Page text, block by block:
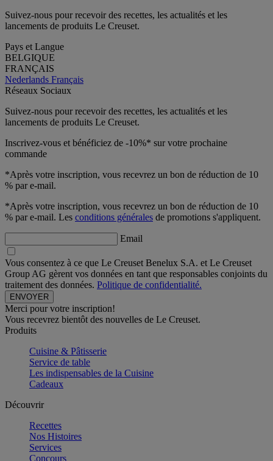
Suivez-nous pour recevoir des recettes, les actualités et les
lancements de produits Le Creuset.
Pays et Langue
BELGIQUE
FRANÇAIS
Nederlands Français
Réseaux Sociaux
Suivez-nous pour recevoir des recettes, les actualités et les
lancements de produits Le Creuset.
Inscrivez-vous et bénéficiez de -10%* sur votre prochaine
commande
*Après votre inscription, vous recevrez un bon de réduction de 10
% par e-mail.
*Après votre inscription, vous recevrez un bon de réduction de 10
% par e-mail. Les conditions générales de promotions s'appliquent.
Email
Vous consentez à ce que Le Creuset Benelux S.A. et Le Creuset
Group AG gèrent vos données en tant que responsables conjoints du
traitement des données. Politique de confidentialité.
Merci pour votre inscription!
Vous recevrez bientôt des nouvelles de Le Creuset.
Produits
Cuisine & Pâtisserie
Service de table
Les indispensables de la Cuisine
Cadeaux
Découvrir
Recettes
Nos Histoires
Services
Concours